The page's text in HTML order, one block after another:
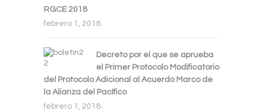
RGCE 2018
febrero 1, 2018
Decreto por el que se aprueba
el Primer Protocolo Modificatorio
del Protocolo Adicional al Acuerdo Marco de
la Alianza del Pacífico
febrero 1, 2018